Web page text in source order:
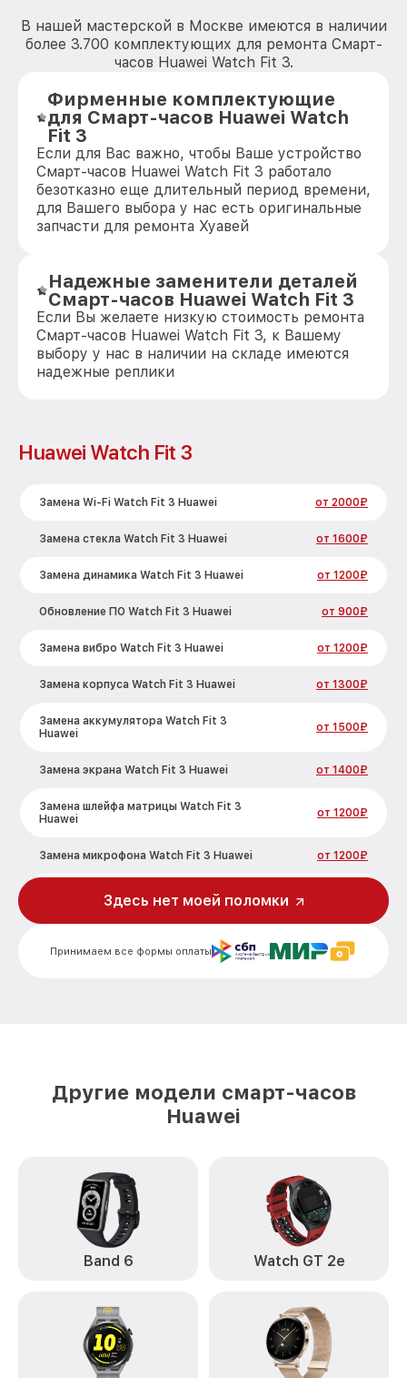
В нашей мастерской в Москве имеются в наличии
более 3.700 комплектующих для ремонта Смарт-
часов Huawei Watch Fit 3.
Фирменные комплектующие
для Смарт-часов Huawei Watch
Fit 3
Если для Вас важно, чтобы Ваше устройство
Смарт-часов Huawei Watch Fit 3 работало
безотказно еще длительный период времени,
для Вашего выбора у нас есть оригинальные
запчасти для ремонта Хуавей
Надежные заменители деталей
Смарт-часов Huawei Watch Fit 3
Если Вы желаете низкую стоимость ремонта
Смарт-часов Huawei Watch Fit 3, к Вашему
выбору у нас в наличии на складе имеются
надежные реплики
Huawei Watch Fit 3
Замена Wi-Fi Watch Fit 3 Huawei от 2000₽
Замена стекла Watch Fit 3 Huawei от 1600₽
Замена динамика Watch Fit 3 Huawei от 1200₽
Обновление ПО Watch Fit 3 Huawei от 900₽
Замена вибро Watch Fit 3 Huawei от 1200₽
Замена корпуса Watch Fit 3 Huawei от 1300₽
Замена аккумулятора Watch Fit 3
Huawei
от 1500₽
Замена экрана Watch Fit 3 Huawei от 1400₽
Замена шлейфа матрицы Watch Fit 3
Huawei
от 1200₽
Замена микрофона Watch Fit 3 Huawei от 1200₽
Замена кнопки включения Watch Fit 3
Замена Bluetooth Watch Fit 3 Huawei от 2000₽
Принимаем все формы оплаты
Здесь нет моей поломки
Другие модели смарт-часов
Huawei
Band 6 Watch GT 2e